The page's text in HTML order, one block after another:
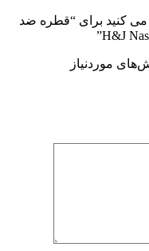
می کنید برای “قطره ضد
موردنیاز